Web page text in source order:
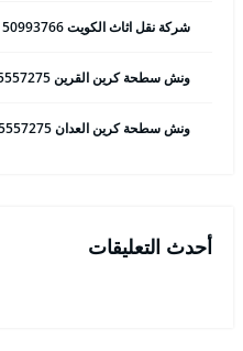
شركة نقل اثاث الكويت 50993766 هاف لوري وانيت نقل عفش
ونش سطحة كرين القرين 65557275 ونش سحب وانقاذ سيارات
ونش سطحة كرين العدان 65557275 ونش سحب وانقاذ سيارات
أحدث التعليقات